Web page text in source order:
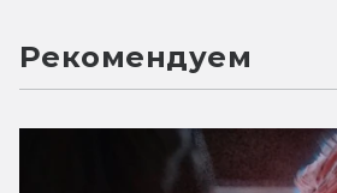
Рекомендуем